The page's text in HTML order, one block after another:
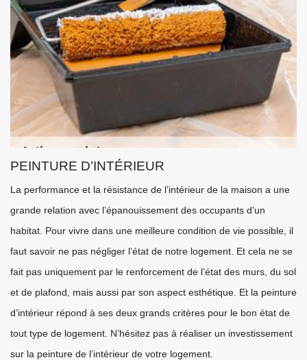
PEINTURE D’INTÉRIEUR
La performance et la résistance de l’intérieur de la maison a une
grande relation avec l’épanouissement des occupants d’un
habitat. Pour vivre dans une meilleure condition de vie possible, il
faut savoir ne pas négliger l’état de notre logement. Et cela ne se
fait pas uniquement par le renforcement de l’état des murs, du sol
et de plafond, mais aussi par son aspect esthétique. Et la peinture
d’intérieur répond à ses deux grands critères pour le bon état de
tout type de logement. N’hésitez pas à réaliser un investissement
sur la peinture de l’intérieur de votre logement.